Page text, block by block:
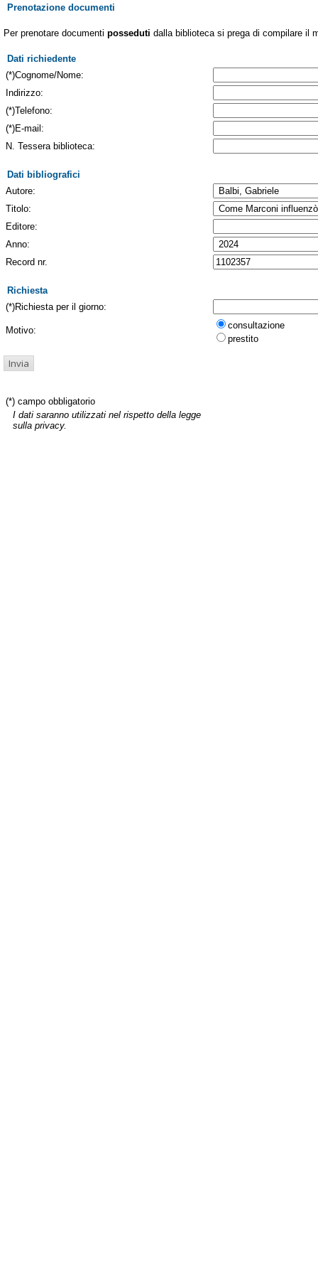
Prenotazione documenti
Per prenotare documenti posseduti dalla biblioteca si prega di compilare il
Dati richiedente
(*)Cognome/Nome:
Indirizzo:
(*)Telefono:
(*)E-mail:
N. Tessera biblioteca:
Dati bibliografici
Autore:
Titolo:
Editore:
Anno:
Record nr.
Richiesta
(*)Richiesta per il giorno:
Motivo:
consultazione
prestito
(*) campo obbligatorio
I dati saranno utilizzati nel rispetto della legge
sulla privacy.